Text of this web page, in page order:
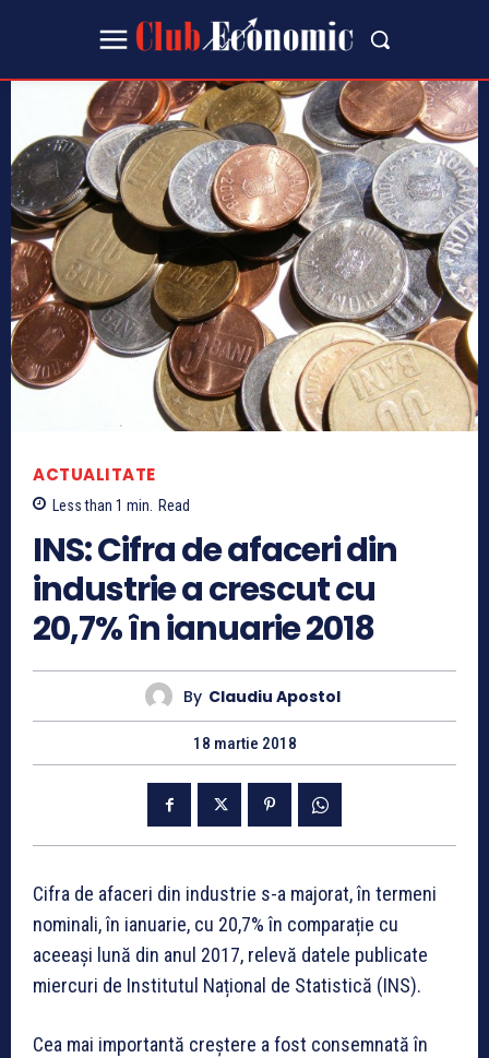
ACTUALITATE
Less than 1 min. Read
INS: Cifra de afaceri din
industrie a crescut cu
20,7% în ianuarie 2018
By Claudiu Apostol
18 martie 2018
Cifra de afaceri din industrie s-a majorat, în termeni
nominali, în ianuarie, cu 20,7% în comparație cu
aceeași lună din anul 2017, relevă datele publicate
miercuri de Institutul Național de Statistică (INS).
Cea mai importantă creștere a fost consemnată în